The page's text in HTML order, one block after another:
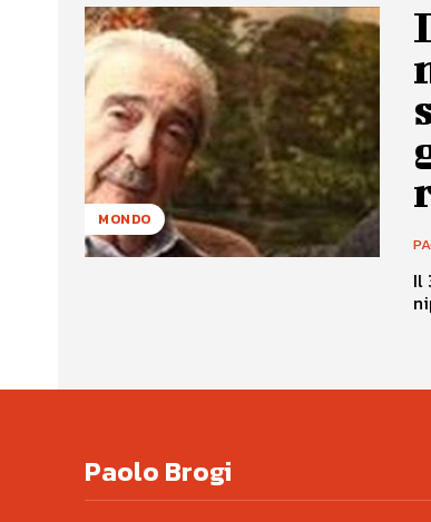
MONDO
Il
Paolo Brogi